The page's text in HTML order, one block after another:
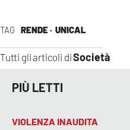
TAG RENDE · UNICAL
Tutti gli articoli diSocietà
PIÙ LETTI
VIOLENZA INAUDITA